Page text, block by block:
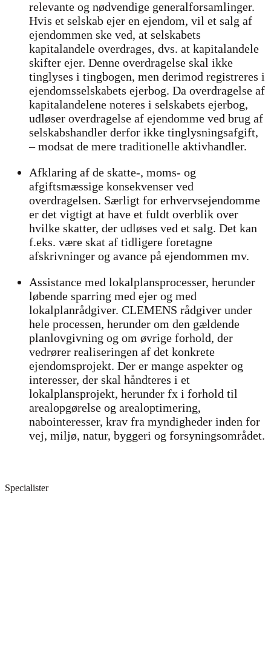
relevante og nødvendige generalforsamlinger.
Hvis et selskab ejer en ejendom, vil et salg af
ejendommen ske ved, at selskabets
kapitalandele overdrages, dvs. at kapitalandele
skifter ejer. Denne overdragelse skal ikke
tinglyses i tingbogen, men derimod registreres i
ejendomsselskabets ejerbog. Da overdragelse af
kapitalandelene noteres i selskabets ejerbog,
udløser overdragelse af ejendomme ved brug af
selskabshandler derfor ikke tinglysningsafgift,
– modsat de mere traditionelle aktivhandler.
Afklaring af de skatte-, moms- og
afgiftsmæssige konsekvenser ved
overdragelsen. Særligt for erhvervsejendomme
er det vigtigt at have et fuldt overblik over
hvilke skatter, der udløses ved et salg. Det kan
f.eks. være skat af tidligere foretagne
afskrivninger og avance på ejendommen mv.
Assistance med lokalplansprocesser, herunder
løbende sparring med ejer og med
lokalplanrådgiver. CLEMENS rådgiver under
hele processen, herunder om den gældende
planlovgivning og om øvrige forhold, der
vedrører realiseringen af det konkrete
ejendomsprojekt. Der er mange aspekter og
interesser, der skal håndteres i et
lokalplansprojekt, herunder fx i forhold til
arealopgørelse og arealoptimering,
nabointeresser, krav fra myndigheder inden for
vej, miljø, natur, byggeri og forsyningsområdet.
Specialister